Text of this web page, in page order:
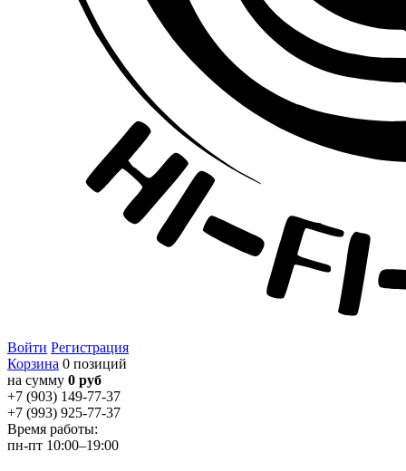
Войти Регистрация
Корзина 0 позиций
на сумму 0 руб
+7 (903) 149-77-37
+7 (993) 925-77-37
Время работы:
пн-пт 10:00–19:00